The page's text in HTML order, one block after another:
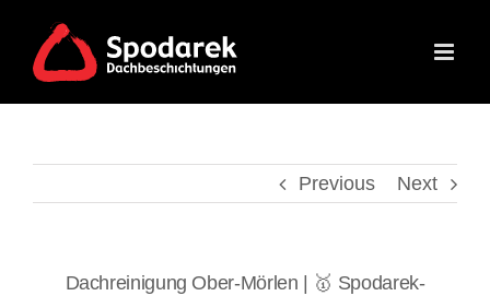
content
Previous Next
Dachreinigung Ober-Mörlen | 🥇 Spodarek-